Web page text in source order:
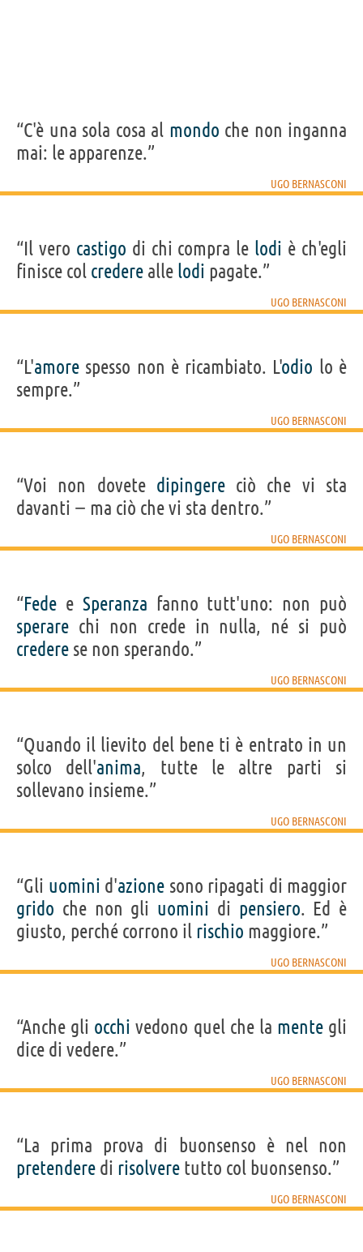
“C'è una sola cosa al mondo che non inganna
mai: le apparenze.”
UGO BERNASCONI
“Il vero castigo di chi compra le lodi è ch'egli
finisce col credere alle lodi pagate.”
UGO BERNASCONI
“L'amore spesso non è ricambiato. L'odio lo è
sempre.”
UGO BERNASCONI
“Voi non dovete dipingereciò che vi sta
davanti − ma ciò che vi sta dentro.”
UGO BERNASCONI
“Fede e Speranza fanno tutt'uno: non può
sperare chi non crede in nulla, né si può
credere se non sperando.”
UGO BERNASCONI
“Quando il lievito del bene ti è entrato in un
solco dell'anima, tutte le altre parti si
sollevano insieme.”
UGO BERNASCONI
“Gli uomini d'azione sono ripagati di maggior
grido che non gli uomini di pensiero. Ed è
giusto, perché corrono il rischio maggiore.”
UGO BERNASCONI
“Anche gli occhi vedono quel che la mentegli
dice di vedere.”
UGO BERNASCONI
“La prima prova di buonsenso è nel non
pretendere di risolvere tutto col buonsenso.”
UGO BERNASCONI